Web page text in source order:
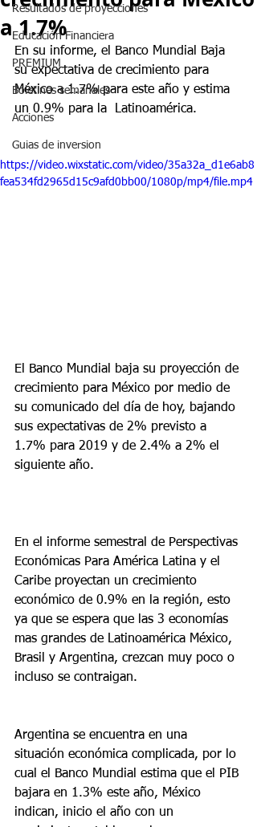
Resultados de proyecciones
Educación Financiera
PREMIUM
Boletines semanales
Acciones
Guias de inversion
a 1.7%
En su informe, el Banco Mundial Baja
su expectativa de crecimiento para
México a 1.7% para este año y estima
un 0.9% para la  Latinoamérica.
https://video.wixstatic.com/video/35a32a_d1e6ab8
fea534fd2965d15c9afd0bb00/1080p/mp4/file.mp4
El Banco Mundial baja su proyección de
crecimiento para México por medio de
su comunicado del día de hoy, bajando
sus expectativas de 2% previsto a
1.7% para 2019 y de 2.4% a 2% el
siguiente año.
En el informe semestral de Perspectivas
Económicas Para América Latina y el
Caribe proyectan un crecimiento
económico de 0.9% en la región, esto
ya que se espera que las 3 economías
mas grandes de Latinoamérica México,
Brasil y Argentina, crezcan muy poco o
incluso se contraigan.
Argentina se encuentra en una
situación económica complicada, por lo
cual el Banco Mundial estima que el PIB
bajara en 1.3% este año, México
indican, inicio el año con un